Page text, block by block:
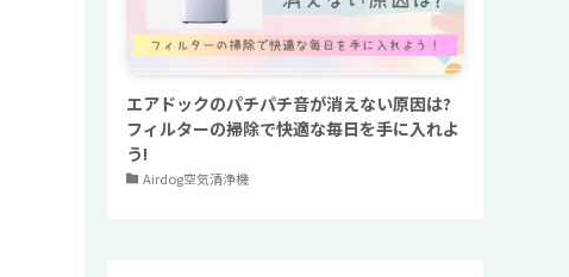
エアドックのパチパチ音が消えない原因は?
フィルターの掃除で快適な毎日を手に入れよ
う!
Airdog空気清浄機